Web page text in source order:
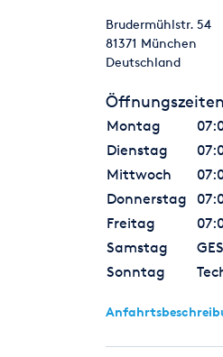
Brudermühlstr. 54
81371 München
Deutschland
Öffnungszeiten
Montag
Dienstag
Mittwoch
Donnerstag
Freitag
Samstag
Sonntag